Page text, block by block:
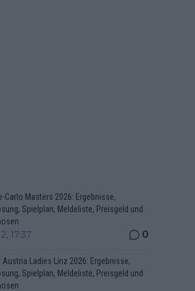
Carlo Masters 2026: Ergebnisse,
Spielplan, Meldeliste, Preisgeld und
17:37 0
Austria Ladies Linz 2026: Ergebnisse,
Spielplan, Meldeliste, Preisgeld und